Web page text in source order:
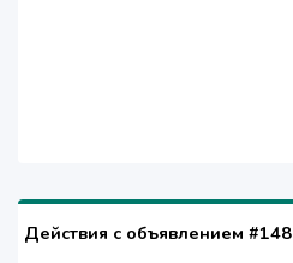
Действия с объявлением